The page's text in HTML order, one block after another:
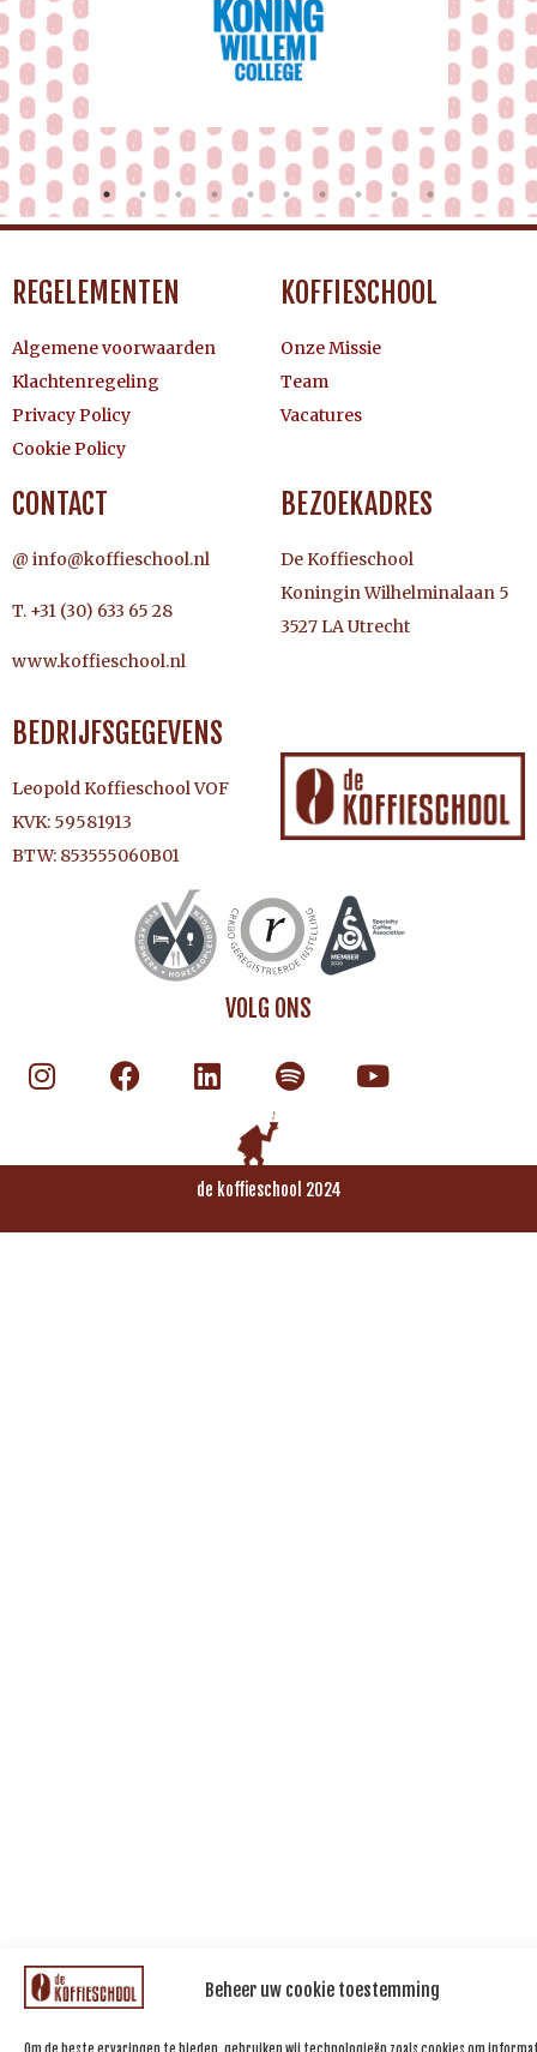
Beheer uw cookie toestemming
REGELEMENTEN
Algemene voorwaarden
Klachtenregeling
Privacy Policy
Cookie Policy
KOFFIESCHOOL
Onze Missie
Team
Vacatures
CONTACT
@ info@koffieschool.nl
T. +31 (30) 633 65 28
www.koffieschool.nl
BEZOEKADRES
De Koffieschool
Koningin Wilhelminalaan 5
3527 LA Utrecht
BEDRIJFSGEGEVENS
Leopold Koffieschool VOF
KVK: 59581913
BTW: 853555060B01
VOLG ONS
de koffieschool 2024